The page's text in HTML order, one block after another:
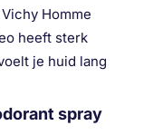
Homme
heeft sterk
je huid lang
spray